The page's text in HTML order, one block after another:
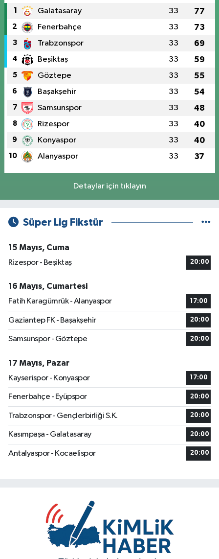
1 Galatasaray 33 77
2 Fenerbahçe 33 73
3 Trabzonspor 33 69
4 Beşiktaş 33 59
5 Göztepe 33 55
6 Başakşehir 33 54
7 Samsunspor 33 48
8 Rizespor 33 40
9 Konyaspor 33 40
10 Alanyaspor 33 37
Detaylar için tıklayın
Süper Lig Fikstür
15 Mayıs, Cuma
Rizespor - Beşiktaş
20:00
16 Mayıs, Cumartesi
Fatih Karagümrük - Alanyaspor
17:00
Gaziantep FK - Başakşehir 20:00
Samsunspor - Göztepe 20:00
17 Mayıs, Pazar
Kayserispor - Konyaspor
17:00
Fenerbahçe - Eyüpspor 20:00
Trabzonspor - Gençlerbirliği S.K. 20:00
Kasımpaşa - Galatasaray 20:00
Antalyaspor - Kocaelispor 20:00